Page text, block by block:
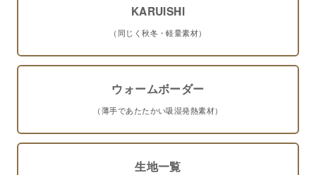
KARUISHI
（同じく秋冬・軽量素材）
ウォームボーダー
（薄手であたたかい吸湿発熱素材）
生地一覧